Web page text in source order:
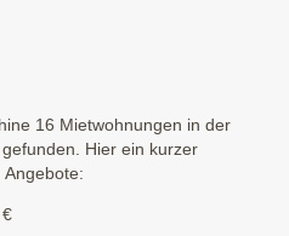
16 Mietwohnungen in der
Hier ein kurzer